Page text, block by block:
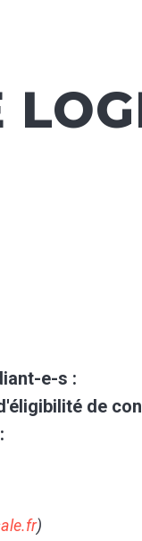
e-s :
de
)